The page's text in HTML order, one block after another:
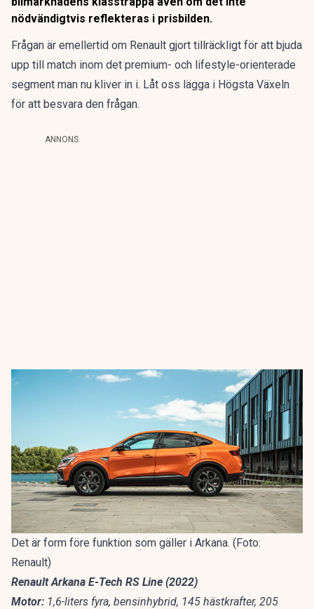
nödvändigtvis reflekteras i prisbilden.
Frågan är emellertid om Renault gjort tillräckligt för att bjuda
upp till match inom det premium- och lifestyle-orienterade
segment man nu kliver in i. Låt oss lägga i Högsta Växeln
för att besvara den frågan.
ANNONS
Det är form före funktion som gäller i Arkana. (Foto:
Renault)
Renault Arkana E-Tech RS Line (2022)
Motor: 1,6-liters fyra, bensinhybrid, 145 hästkrafter, 205